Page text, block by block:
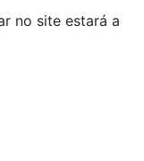
no site estará a